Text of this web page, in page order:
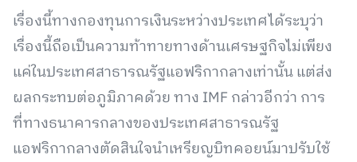
เรื่องนี้ทางกองทุนการเงินระหว่างประเทศได้ระบุว่า
เรื่องนี้ถือเป็นความท้าทายทางด้านเศรษฐกิจไม่เพียง
แค่ในประเทศสาธารณรัฐแอฟริกากลางเท่านั้น แต่ส่ง
ผลกระทบต่อภูมิภาคด้วย ทาง IMF กล่าวอีกว่า การ
ที่ทางธนาคารกลางของประเทศสาธารณรัฐ
แอฟริกากลางตัดสินใจนำเหรียญบิทคอยน์มาปรับใช้